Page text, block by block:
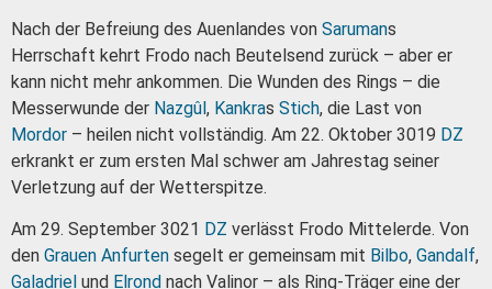
Nach der Befreiung des Auenlandes von Sarumans
Herrschaft kehrt Frodo nach Beutelsend zurück – aber er
kann nicht mehr ankommen. Die Wunden des Rings – die
Messerwunde der Nazgûl, Kankras Stich, die Last von
Mordor – heilen nicht vollständig. Am 22. Oktober 3019 DZ
erkrankt er zum ersten Mal schwer am Jahrestag seiner
Verletzung auf der Wetterspitze.
Am 29. September 3021 DZ verlässt Frodo Mittelerde. Von
den Grauen Anfurten segelt er gemeinsam mit Bilbo, Gandalf,
Galadriel und Elrond nach Valinor – als Ring-Träger eine der